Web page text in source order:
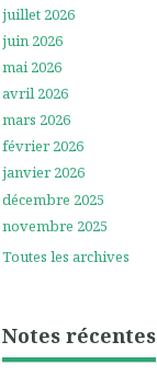
juillet 2026
juin 2026
mai 2026
avril 2026
mars 2026
février 2026
janvier 2026
décembre 2025
novembre 2025
Toutes les archives
Notes récentes